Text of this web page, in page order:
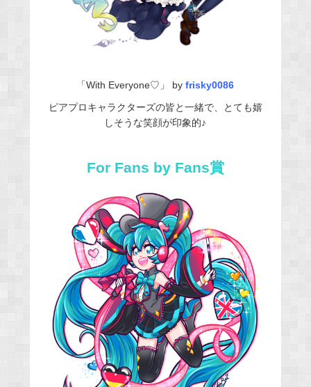
「With Everyone♡」 byfrisky0086
ピアプロキャラクターズの皆と一緒で、とても嬉
しそうな笑顔が印象的♪
For Fans by Fans賞